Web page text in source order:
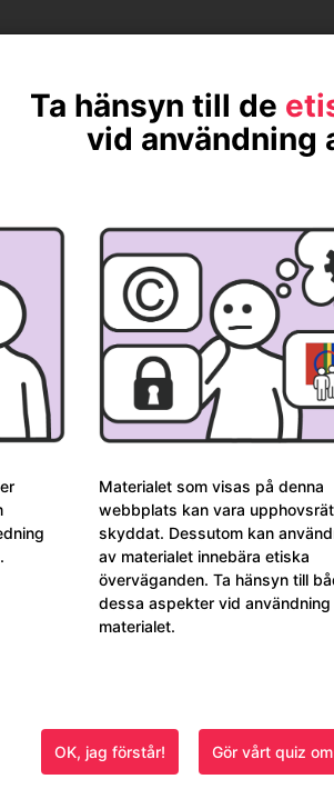
Ta hänsyn till de
vid användning
.
Materialet som visas på denna
webbplats kan vara
skyddat. Dessutom kan
av materialet innebära etiska
överväganden. Ta hänsyn till
dessa aspekter vid användning
materialet.
OK, jag förstår! Gör vårt quiz